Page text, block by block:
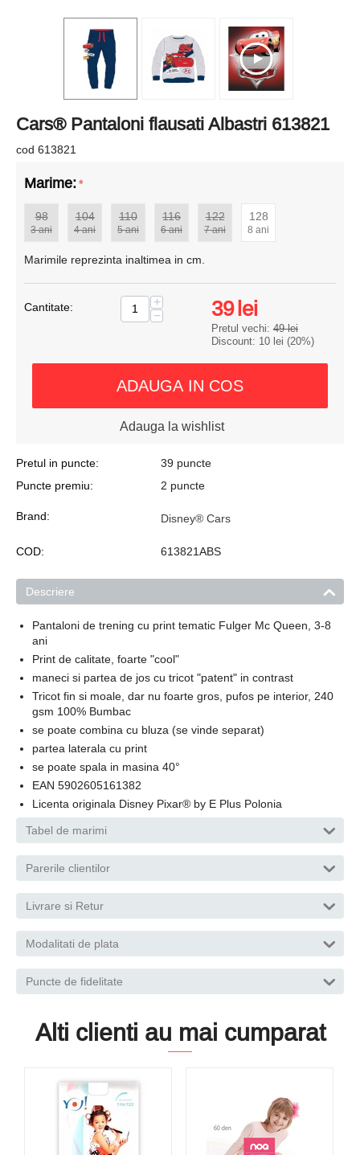
Cars® Pantaloni flausati Albastri 613821
cod 613821
Marime:
98
3 ani
104
4 ani
110
5 ani
116
6 ani
122
7 ani
128
8 ani
Marimile reprezinta inaltimea in cm.
Cantitate:
+
−
39lei
Pretul vechi:49 lei
Discount: 10 lei (20%)
ADAUGA IN COS
Adauga la wishlist
Pretul in puncte:
39 puncte
Puncte premiu:
2 puncte
Brand: Disney® Cars
COD: 613821ABS
Descriere
Pantaloni de trening cu print tematic Fulger Mc Queen, 3-8
ani
Print de calitate, foarte "cool"
maneci si partea de jos cu tricot "patent" in contrast
Tricot fin si moale, dar nu foarte gros, pufos pe interior, 240
gsm 100% Bumbac
se poate combina cu bluza (se vinde separat)
partea laterala cu print
se poate spala in masina 40°
EAN 5902605161382
Licenta originala Disney Pixar® by E Plus Polonia
Tabel de marimi
Parerile clientilor
Livrare si Retur
Modalitati de plata
Puncte de fidelitate
Alti clienti au mai cumparat